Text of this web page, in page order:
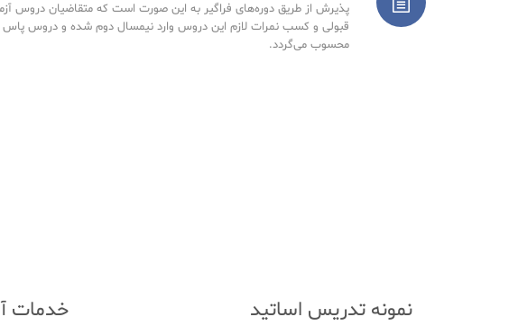
پذیرش از طریق دوره‌های فراگیر به این صورت است که متقاضیان دروس
قبولی و کسب نمرات لازم این دروس وارد نیمسال دوم شده و دروس پاس
محسوب می‌گردد.
نمونه تدریس اساتید خدمات